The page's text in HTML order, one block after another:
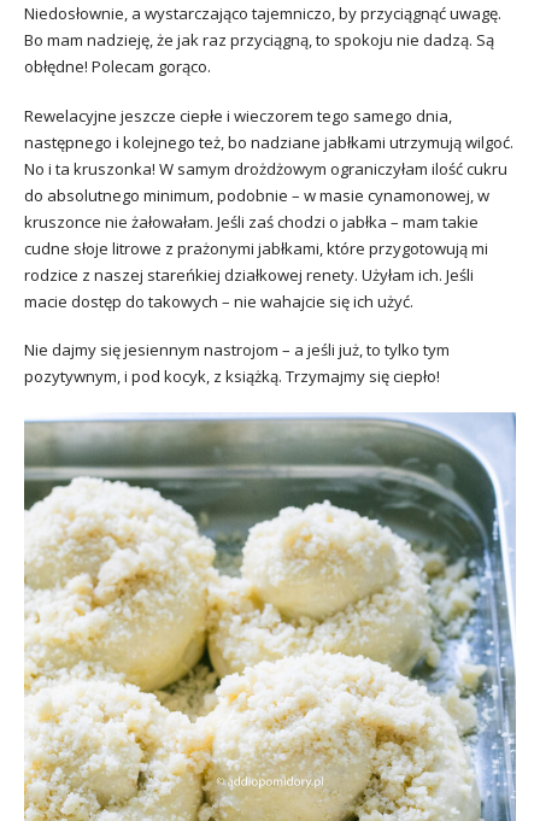
Niedosłownie, a wystarczająco tajemniczo, by przyciągnąć uwagę.
Bo mam nadzieję, że jak raz przyciągną, to spokoju nie dadzą. Są
obłędne! Polecam gorąco.
Rewelacyjne jeszcze ciepłe i wieczorem tego samego dnia,
następnego i kolejnego też, bo nadziane jabłkami utrzymują wilgoć.
No i ta kruszonka! W samym drożdżowym ograniczyłam ilość cukru
do absolutnego minimum, podobnie – w masie cynamonowej, w
kruszonce nie żałowałam. Jeśli zaś chodzi o jabłka – mam takie
cudne słoje litrowe z prażonymi jabłkami, które przygotowują mi
rodzice z naszej stareńkiej działkowej renety. Użyłam ich. Jeśli
macie dostęp do takowych – nie wahajcie się ich użyć.
Nie dajmy się jesiennym nastrojom – a jeśli już, to tylko tym
pozytywnym, i pod kocyk, z książką. Trzymajmy się ciepło!